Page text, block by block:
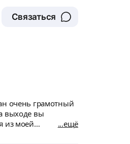
Связаться
выходе вы
из моей
ещё